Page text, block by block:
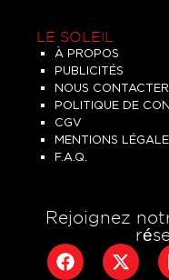
LE SOLEIL
À PROPOS
PUBLICITÉS
NOUS CONTACTER
POLITIQUE DE
CGV
MENTIONS
F.A.Q.
Rejoignez